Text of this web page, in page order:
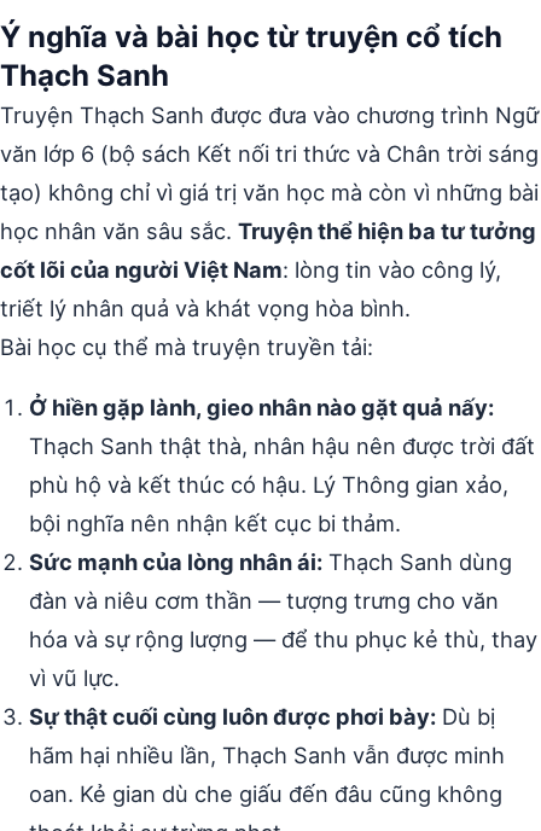
Ý nghĩa và bài học từ truyện cổ tích
Thạch Sanh
Truyện Thạch Sanh được đưa vào chương trình Ngữ
văn lớp 6 (bộ sách Kết nối tri thức và Chân trời sáng
tạo) không chỉ vì giá trị văn học mà còn vì những bài
học nhân văn sâu sắc. Truyện thể hiện ba tư tưởng
cốt lõi của người Việt Nam: lòng tin vào công lý,
triết lý nhân quả và khát vọng hòa bình.
Bài học cụ thể mà truyện truyền tải:
Ở hiền gặp lành, gieo nhân nào gặt quả nấy:
Thạch Sanh thật thà, nhân hậu nên được trời đất
phù hộ và kết thúc có hậu. Lý Thông gian xảo,
bội nghĩa nên nhận kết cục bi thảm.
Sức mạnh của lòng nhân ái: Thạch Sanh dùng
đàn và niêu cơm thần — tượng trưng cho văn
hóa và sự rộng lượng — để thu phục kẻ thù, thay
vì vũ lực.
Sự thật cuối cùng luôn được phơi bày: Dù bị
hãm hại nhiều lần, Thạch Sanh vẫn được minh
oan. Kẻ gian dù che giấu đến đâu cũng không